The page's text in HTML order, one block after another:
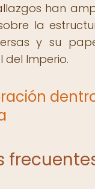
han
la
y su
del Imperio.